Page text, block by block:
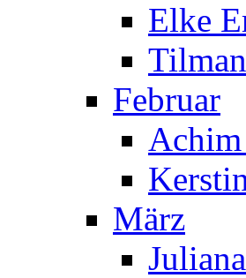
Elke
Februar
März